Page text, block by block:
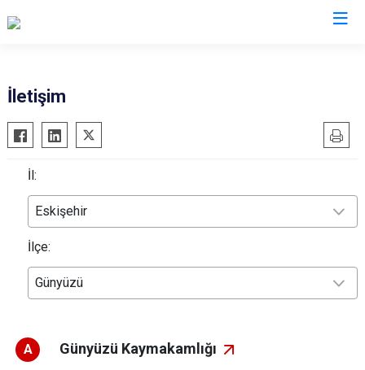
Alpu
Beylikova
Çifteler
Günyüzü
İnönü
Mahmudiye
Sivrihisar
İletişim
İl:
Eskişehir
İlçe:
Günyüzü
A Günyüzü Kaymakamlığı